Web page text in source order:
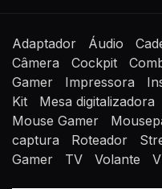
Adaptador Áudio
Câmera
Cockpit
Gamer
Impressora
Kit
Mesa digitalizadora
Mouse Gamer
captura
Roteador
Gamer
TV Volante